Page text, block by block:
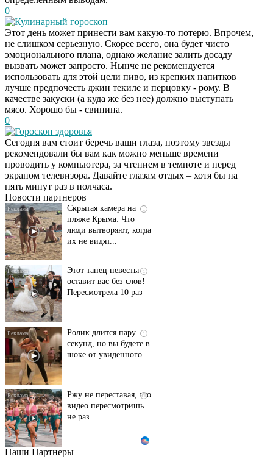
0
Кулинарный гороскоп
Этот день может принести вам какую-то потерю. Впрочем,
не слишком серьезную. Скорее всего, она будет чисто
эмоционального плана, однако желание залить досаду
вызвать может запросто. Нынче не рекомендуется
использовать для этой цели пиво, из крепких напитков
лучше предпочесть джин текиле и перцовку - рому. В
качестве закуски (а куда же без нее) должно выступать
мясо. Хорошо бы - свинина.
0
Гороскоп здоровья
Сегодня вам стоит беречь ваши глаза, поэтому звезды
рекомендовали бы вам как можно меньше времени
проводить у компьютера, за чтением в темноте и перед
экраном телевизора. Давайте глазам отдых – хотя бы на
пять минут раз в полчаса.
Новости партнеров
i
Ролик длится
несколько секунд, а
смеяться вы будете
долго
i
Скрытая камера на
пляже Крыма: Что
люди вытворяют, когда
их не видят...
i
Этот танец невесты
оставит вас без слов!
Пересмотрела 10 раз
i
Ролик длится пару
секунд, но вы будете в
шоке от увиденного
i
Ржу не переставая, это
видео пересмотришь
не раз
Ролик из Омска: вы
Наши Партнеры